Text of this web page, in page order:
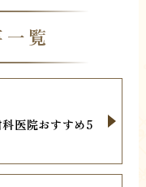
覧
医院おすすめ5